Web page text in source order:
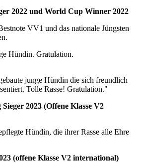
2022 und World Cup Winner 2022
VV1 und das nationale Jüngsten
Hündin. Gratulation.
junge Hündin die sich freundlich
Tolle Rasse! Gratulation."
2023 (Offene Klasse V2
Hündin, die ihrer Rasse alle Ehre
(offene Klasse V2 international)